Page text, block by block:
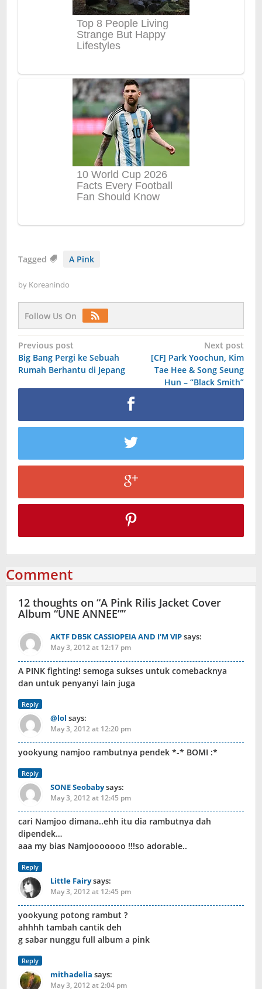
Tagged A Pink
by Koreanindo
Follow Us On
Post
navigation
Previous post
Big Bang Pergi ke Sebuah
Rumah Berhantu di Jepang
Next post
[CF] Park Yoochun, Kim
Tae Hee & Song Seung
Hun – “Black Smith”
Comment
12 thoughts on “A Pink Rilis Jacket Cover
Album “UNE ANNEE””
AKTF DB5K CASSIOPEIA AND I'M VIPsays:
May 3, 2012 at 12:17 pm
A PINK fighting! semoga sukses untuk comebacknya
dan untuk penyanyi lain juga
Reply
@lol says:
May 3, 2012 at 12:20 pm
yookyung namjoo rambutnya pendek *-* BOMI :*
Reply
SONE Seobabysays:
May 3, 2012 at 12:45 pm
cari Namjoo dimana..ehh itu dia rambutnya dah
dipendek…
aaa my bias Namjooooooo !!!so adorable..
Reply
Little Fairysays:
May 3, 2012 at 12:45 pm
yookyung potong rambut ?
ahhhh tambah cantik deh
g sabar nunggu full album a pink
Reply
mithadelia says:
May 3, 2012 at 2:04 pm